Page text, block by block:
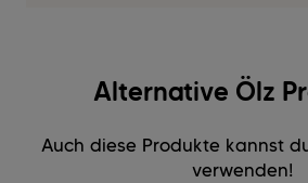
Alternative Ölz
Auch diese Produkte kannst
verwenden!